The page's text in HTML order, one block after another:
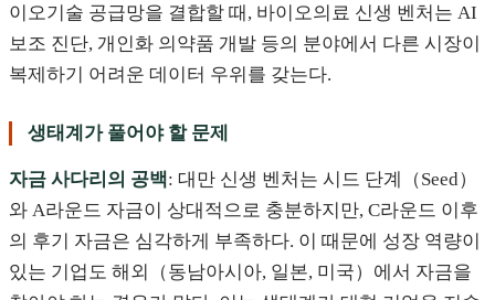
이오기술 공급망을 결합할 때, 바이오의료 신생 벤처는 AI
보조 진단, 개인화 의약품 개발 등의 분야에서 다른 시장이
복제하기 어려운 데이터 우위를 갖는다.
생태계가 풀어야 할 문제
자금 사다리의 공백: 대만 신생 벤처는 시드 단계（Seed）
와 A라운드 자금이 상대적으로 충분하지만, C라운드 이후
의 후기 자금은 심각하게 부족하다. 이 때문에 성장 역량이
있는 기업도 해외（동남아시아, 일본, 미국）에서 자금을